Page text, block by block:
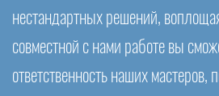
нестандартных решений,
совместной с нами работе вы
ответственность наших мастеров,